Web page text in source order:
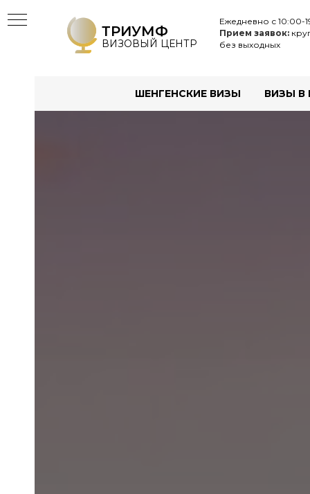
Ежедневно с 10:00-
Прием заявок:
без выходных
ТРИУМФ
ВИЗОВЫЙ ЦЕНТР
ШЕНГЕНСКИЕ ВИЗЫ ВИЗЫ В